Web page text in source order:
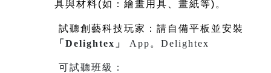
具與材料(如：繪畫用具、畫紙等)。
試聽創藝科技玩家：請自備平板並安裝
「Delightex」
App。 Delightex
可試聽班級：